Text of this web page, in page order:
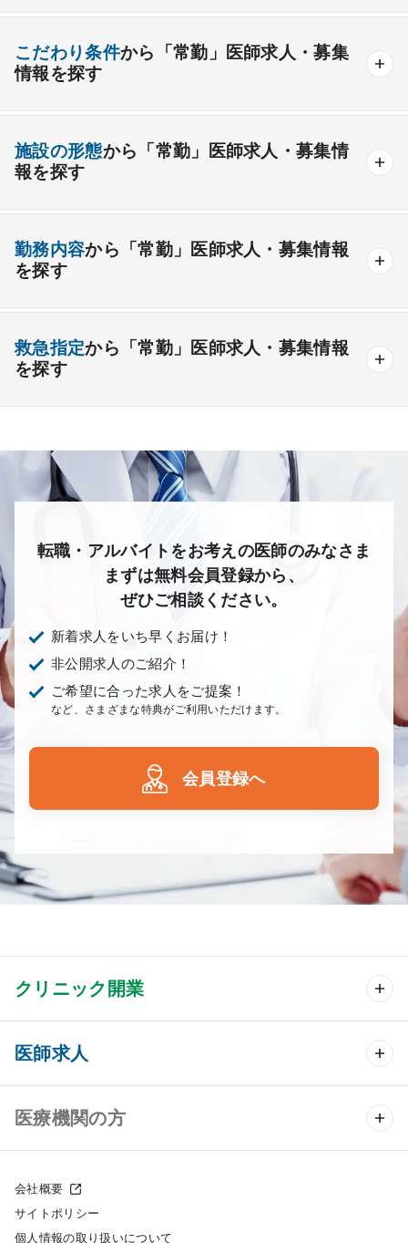
老人内科 リウマチ内科 総合診療科
消化器外科
整形外科 形成外科 美容外科
その他
心療内科 泌尿器科 眼科 耳鼻咽喉科
皮膚科
放射線科 救命救急科 病理科 その他
こだわり条件から「常勤」医師求人・募集
情報を探す
開業支援あり
外来のみの勤務可能 給与インセンティブ制度あり
夜間当直なしの勤務可
後期研修可能 週4日の勤務可能
オンコールなしの勤務可能 セカンドキャリア歓迎
施設の形態から「常勤」医師求人・募集情
報を探す
療養＋精神
勤務内容から「常勤」医師求人・募集情報
を探す
検査
救急指定から「常勤」医師求人・募集情報
を探す
転職・アルバイトをお考えの医師のみなさま
まずは無料会員登録から、
ぜひご相談ください。
新着求人をいち早くお届け！
非公開求人のご紹介！
ご希望に合った求人をご提案！
など、さまざまな特典がご利用いただけます。
会員登録へ
クリニック開業
クリニック開業 TOP
クリニック物件検索
クリニックの開業スタイル
クリニック開業までの流れ
医師求人
医師求人 TOP
常勤求人検索
非常勤求人検索
医療機関の方
採用をお考えの医療機関の方
会社概要
サイトポリシー
個人情報の取り扱いについて